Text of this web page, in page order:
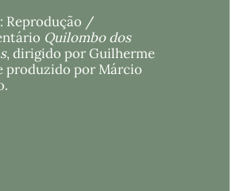
Reprodução /
Quilombo dos
, dirigido por Guilherme
produzido por Márcio